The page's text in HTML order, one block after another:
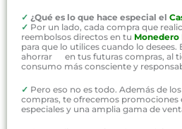
✓ ¿Qué es lo que hace especial el
✓ Por un lado, cada compra que
reembolsos directos en tu Monedero
para que lo utilices cuando lo desees.
ahorrar en tus futuras compras, al
consumo más consciente y
✓ Pero eso no es todo. Además de
compras, te ofrecemos promociones
especiales y una amplia gama de